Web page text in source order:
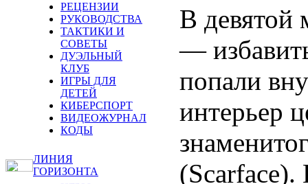
РЕЦЕНЗИИ
РУКОВОДСТВА
ТАКТИКИ И
СОВЕТЫ
ДУЭЛЬНЫЙ
КЛУБ
ИГРЫ ДЛЯ
ДЕТЕЙ
КИБЕРСПОРТ
ВИДЕОЖУРНАЛ
КОДЫ
ЛИНИЯ
ГОРИЗОНТА
В девятой
—
попали
интерьер
(Scarface).